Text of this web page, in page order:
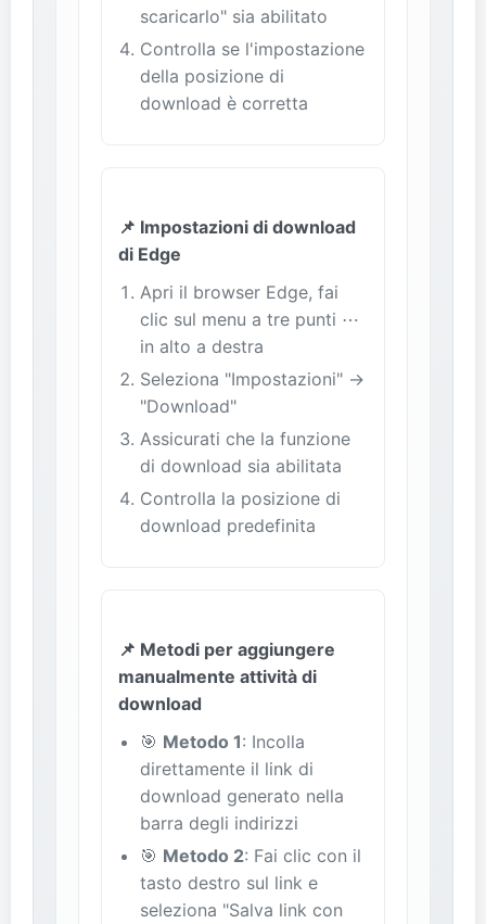
scaricarlo" sia abilitato
Controlla se l'impostazione
della posizione di
download è corretta
📌 Impostazioni di download
di Edge
Apri il browser Edge, fai
clic sul menu a tre punti ⋯
in alto a destra
Seleziona "Impostazioni" →
"Download"
Assicurati che la funzione
di download sia abilitata
Controlla la posizione di
download predefinita
📌 Metodi per aggiungere
manualmente attività di
download
🎯 Metodo 1: Incolla
direttamente il link di
download generato nella
barra degli indirizzi
🎯 Metodo 2: Fai clic con il
tasto destro sul link e
seleziona "Salva link con